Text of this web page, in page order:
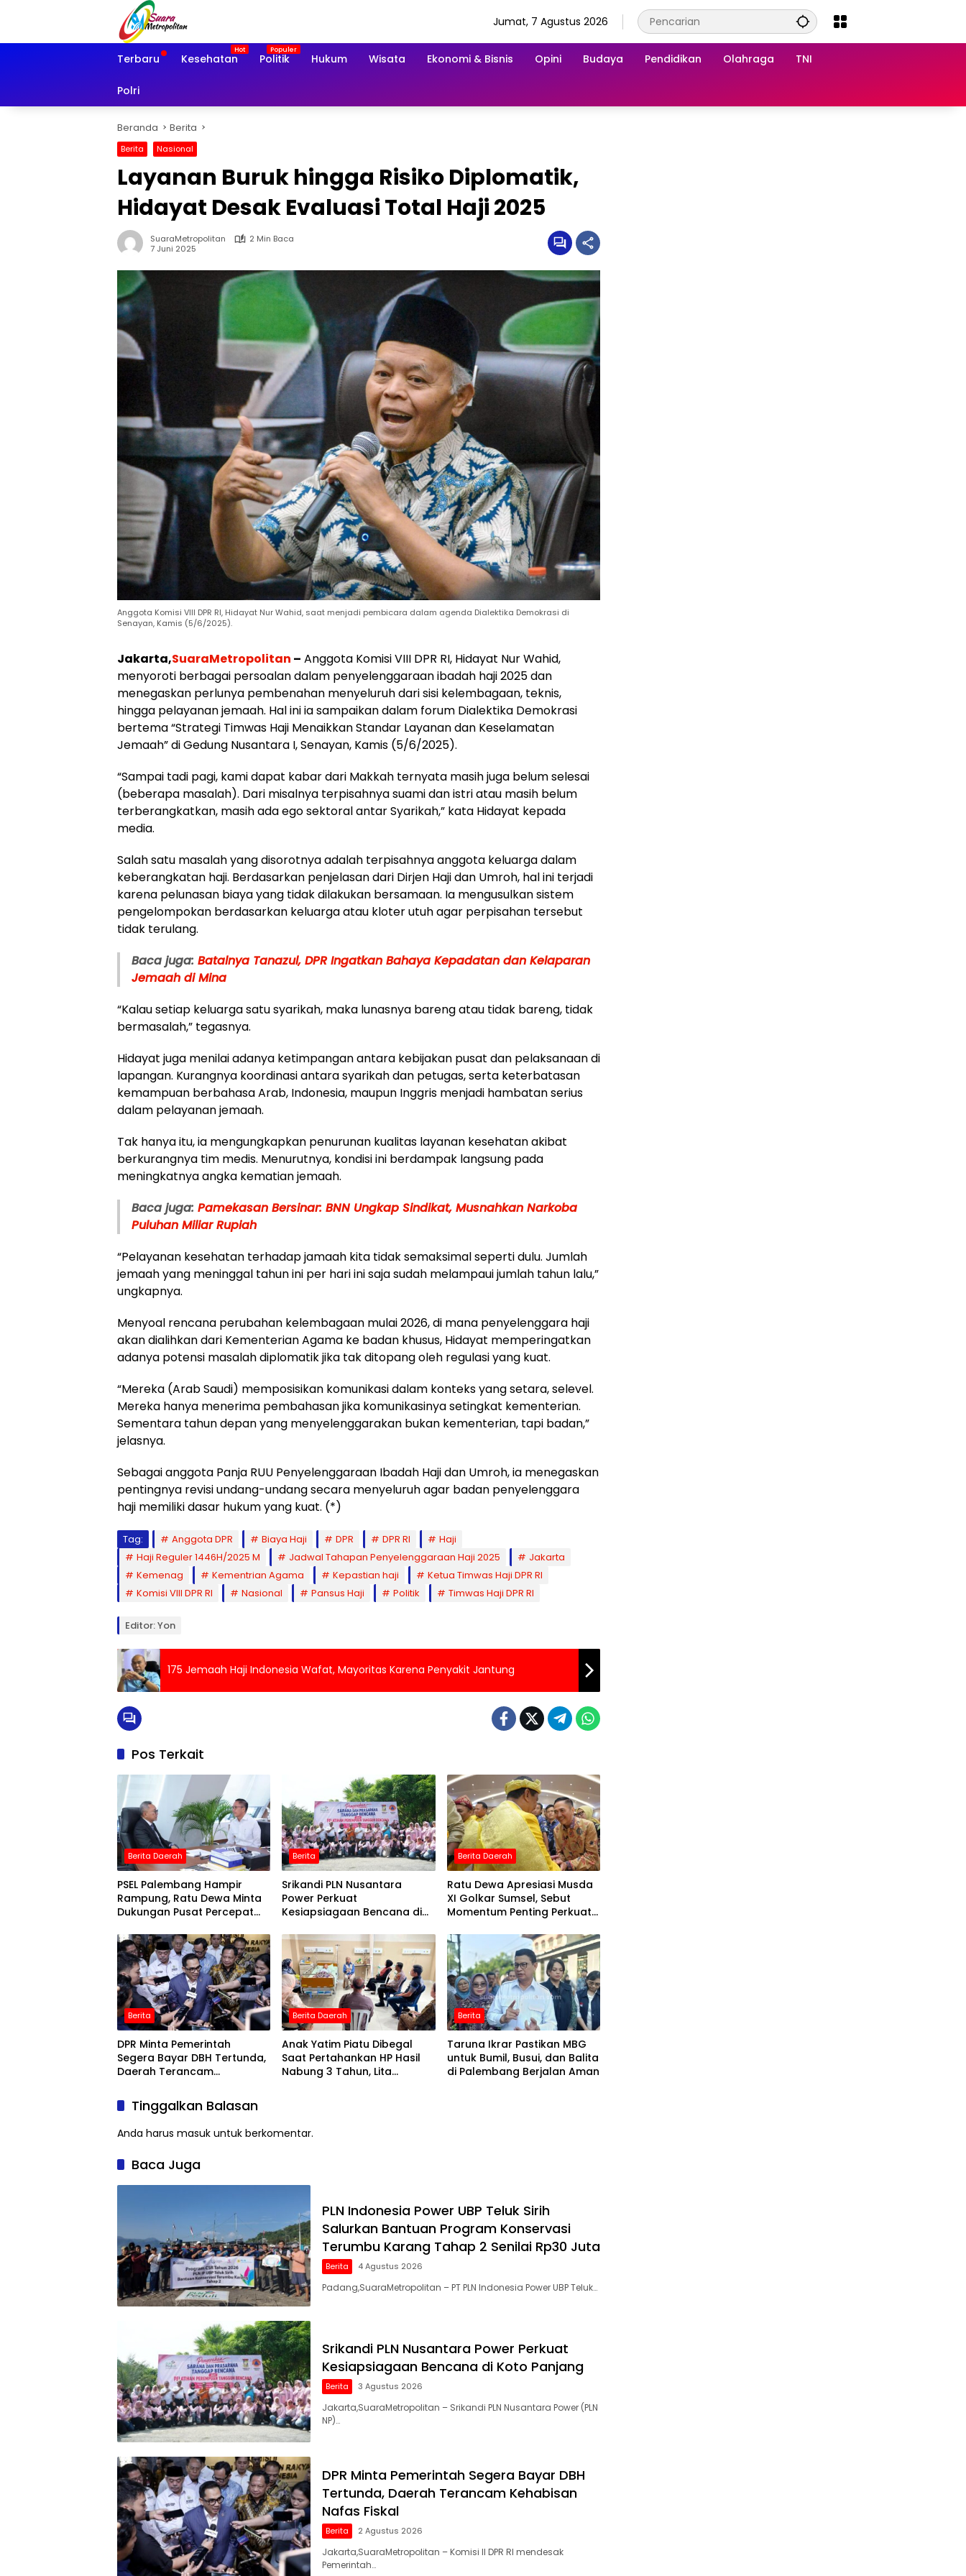
Jumat, 7 Agustus 2026
Terbaru Kesehatan Politik Hukum Wisata Ekonomi & Bisnis Opini Budaya Pendidikan Olahraga TNI
Polri
Beranda Berita
Berita Nasional
Layanan Buruk hingga Risiko Diplomatik,
Hidayat Desak Evaluasi Total Haji 2025
SuaraMetropolitan
2 Min Baca
7 Juni 2025
Anggota Komisi VIII DPR RI, Hidayat Nur Wahid, saat menjadi pembicara dalam agenda Dialektika Demokrasi di
Senayan, Kamis (5/6/2025).
Jakarta,SuaraMetropolitan – Anggota Komisi VIII DPR RI, Hidayat Nur Wahid,
menyoroti berbagai persoalan dalam penyelenggaraan ibadah haji 2025 dan
menegaskan perlunya pembenahan menyeluruh dari sisi kelembagaan, teknis,
hingga pelayanan jemaah. Hal ini ia sampaikan dalam forum Dialektika Demokrasi
bertema “Strategi Timwas Haji Menaikkan Standar Layanan dan Keselamatan
Jemaah” di Gedung Nusantara I, Senayan, Kamis (5/6/2025).
“Sampai tadi pagi, kami dapat kabar dari Makkah ternyata masih juga belum selesai
(beberapa masalah). Dari misalnya terpisahnya suami dan istri atau masih belum
terberangkatkan, masih ada ego sektoral antar Syarikah,” kata Hidayat kepada
media.
Salah satu masalah yang disorotnya adalah terpisahnya anggota keluarga dalam
keberangkatan haji. Berdasarkan penjelasan dari Dirjen Haji dan Umroh, hal ini terjadi
karena pelunasan biaya yang tidak dilakukan bersamaan. Ia mengusulkan sistem
pengelompokan berdasarkan keluarga atau kloter utuh agar perpisahan tersebut
tidak terulang.
Baca juga: Batalnya Tanazul, DPR Ingatkan Bahaya Kepadatan dan Kelaparan
Jemaah di Mina
“Kalau setiap keluarga satu syarikah, maka lunasnya bareng atau tidak bareng, tidak
bermasalah,” tegasnya.
Hidayat juga menilai adanya ketimpangan antara kebijakan pusat dan pelaksanaan di
lapangan. Kurangnya koordinasi antara syarikah dan petugas, serta keterbatasan
kemampuan berbahasa Arab, Indonesia, maupun Inggris menjadi hambatan serius
dalam pelayanan jemaah.
Tak hanya itu, ia mengungkapkan penurunan kualitas layanan kesehatan akibat
berkurangnya tim medis. Menurutnya, kondisi ini berdampak langsung pada
meningkatnya angka kematian jemaah.
Baca juga: Pamekasan Bersinar: BNN Ungkap Sindikat, Musnahkan Narkoba
Puluhan Miliar Rupiah
“Pelayanan kesehatan terhadap jamaah kita tidak semaksimal seperti dulu. Jumlah
jemaah yang meninggal tahun ini per hari ini saja sudah melampaui jumlah tahun lalu,”
ungkapnya.
Menyoal rencana perubahan kelembagaan mulai 2026, di mana penyelenggara haji
akan dialihkan dari Kementerian Agama ke badan khusus, Hidayat memperingatkan
adanya potensi masalah diplomatik jika tak ditopang oleh regulasi yang kuat.
“Mereka (Arab Saudi) memposisikan komunikasi dalam konteks yang setara, selevel.
Mereka hanya menerima pembahasan jika komunikasinya setingkat kementerian.
Sementara tahun depan yang menyelenggarakan bukan kementerian, tapi badan,”
jelasnya.
Sebagai anggota Panja RUU Penyelenggaraan Ibadah Haji dan Umroh, ia menegaskan
pentingnya revisi undang-undang secara menyeluruh agar badan penyelenggara
haji memiliki dasar hukum yang kuat. (*)
Tag: Anggota DPR Biaya Haji DPR DPR RI
Haji
Haji Reguler 1446H/2025 M
Jadwal Tahapan Penyelenggaraan Haji 2025
Jakarta
Kemenag
Kementrian Agama Kepastian haji
Ketua Timwas Haji DPR RI
Komisi VIII DPR RI
Nasional Pansus Haji Politik Timwas Haji DPR RI
Editor: Yon
175 Jemaah Haji Indonesia Wafat, Mayoritas Karena Penyakit Jantung
Pos Terkait
Berita Daerah
PSEL Palembang Hampir
Rampung, Ratu Dewa Minta
Dukungan Pusat Percepat
Berita
Srikandi PLN Nusantara
Power Perkuat
Kesiapsiagaan Bencana di
Berita Daerah
Ratu Dewa Apresiasi Musda
XI Golkar Sumsel, Sebut
Momentum Penting Perkuat
Berita
DPR Minta Pemerintah
Segera Bayar DBH Tertunda,
Daerah Terancam
Berita Daerah
Anak Yatim Piatu Dibegal
Saat Pertahankan HP Hasil
Nabung 3 Tahun, Lita
Berita
Taruna Ikrar Pastikan MBG
untuk Bumil, Busui, dan Balita
di Palembang Berjalan Aman
Tinggalkan Balasan
Anda harus masuk untuk berkomentar.
Baca Juga
PLN Indonesia Power UBP Teluk Sirih
Salurkan Bantuan Program Konservasi
Terumbu Karang Tahap 2 Senilai Rp30 Juta
Berita 4 Agustus 2026
Padang,SuaraMetropolitan – PT PLN Indonesia Power UBP Teluk…
Srikandi PLN Nusantara Power Perkuat
Kesiapsiagaan Bencana di Koto Panjang
Berita 3 Agustus 2026
Jakarta,SuaraMetropolitan – Srikandi PLN Nusantara Power (PLN
NP)…
DPR Minta Pemerintah Segera Bayar DBH
Tertunda, Daerah Terancam Kehabisan
Nafas Fiskal
Berita 2 Agustus 2026
Jakarta,SuaraMetropolitan – Komisi II DPR RI mendesak
Pemerintah…